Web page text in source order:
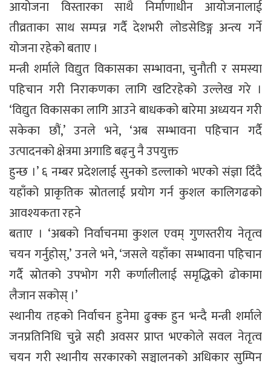
आयोजना विस्तारका साथै निर्माणाधीन आयोजनालाई
तीव्रताका साथ सम्पन्न गर्दै देशभरी लोडसेडिङ्ग अन्त्य गर्ने
योजना रहेको बताए ।
मन्त्री शर्माले विद्युत विकासका सम्भावना, चुनौती र समस्या
पहिचान गरी निराकणका लागि खटिरहेको उल्लेख गरे ।
‘विद्युत विकासका लागि आउने बाधकको बारेमा अध्ययन गरी
सकेका छौं,’ उनले भने, ‘अब सम्भावना पहिचान गर्दै
उत्पादनको क्षेत्रमा अगाडि बढ्नु नै उपयुक्त
हुन्छ ।’ ६ नम्बर प्रदेशलाई सुनको डल्लाको भएको संज्ञा दिँदै
यहाँको प्राकृतिक स्रोतलाई प्रयोग गर्न कुशल कालिगढको
आवश्यकता रहने
बताए । ‘अबको निर्वाचनमा कुशल एवम् गुणस्तरीय नेतृत्व
चयन गर्नुहोस्,’ उनले भने, ‘जसले यहाँका सम्भावना पहिचान
गर्दै स्रोतको उपभोग गरी कर्णालीलाई समृद्धिको ढोकामा
लैजान सकोस् ।’
स्थानीय तहको निर्वाचन हुनेमा ढुक्क हुन भन्दै मन्त्री शर्माले
जनप्रतिनिधि चुन्ने सही अवसर प्राप्त भएकोले सवल नेतृत्व
चयन गरी स्थानीय सरकारको सञ्चालनको अधिकार सुम्पिन